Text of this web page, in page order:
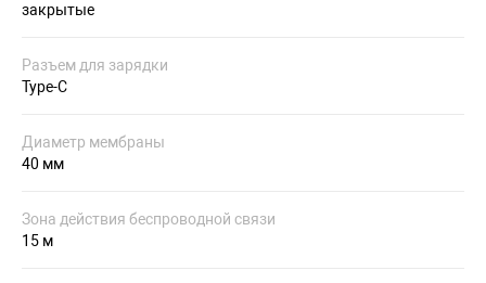
закрытые
Разъем для зарядки
Type-C
Диаметр мембраны
40 мм
Зона действия беспроводной связи
15 м